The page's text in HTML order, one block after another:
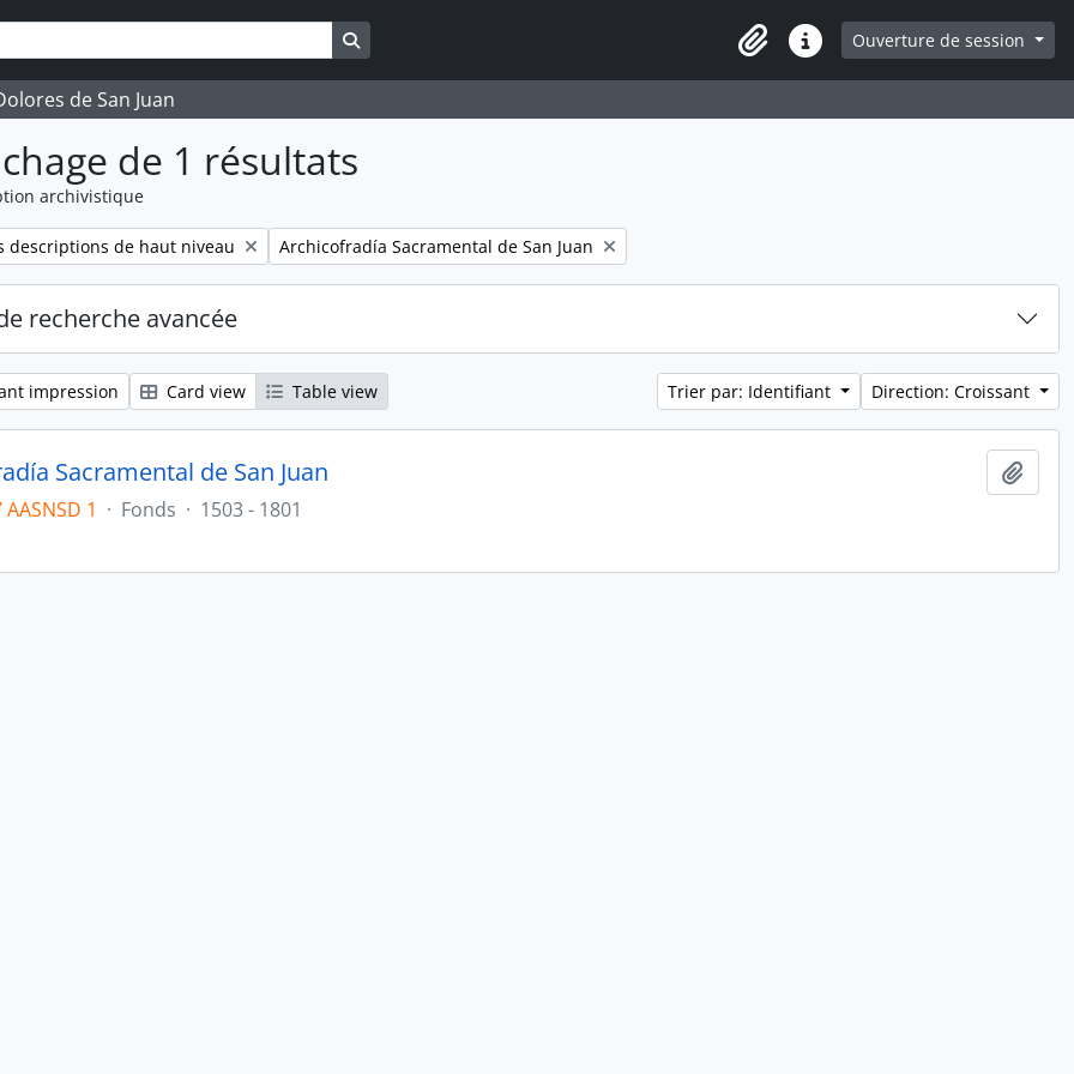
Search in browse page
Presse-papier
Liens rapidesOuverture de session
de San Juan
de 1 résultats
archivistique
descriptions de haut niveau Remove filter:
Archicofradía Sacramental de San Juan
recherche avancée
impression Card view Table view Trier par: Identifiant Direction: Croissant
Sacramental de San Juan
AASNSD 1 · Fonds · 1503 - 1801